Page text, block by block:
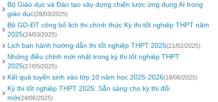
Bộ Giáo dục và Đào tạo xây dựng chiến lược ứng dụng AI trong
giáo dục(28/03/2025)
Bộ GD-ĐT công bố lịch thi chính thức Kỳ thi tốt nghiệp THPT năm
2025(24/03/2025)
Lịch ban hành hướng dẫn thi tốt nghiệp THPT 2025(21/02/2025)
Những điều chỉnh mới nhất trong kỳ thi tốt nghiệp THPT
2025(27/05/2025)
Kết quả tuyển sinh vào lớp 10 năm học 2025-2026(18/06/2025)
Kỳ thi tốt nghiệp THPT 2025: Sẵn sàng cho kỳ thi đổi
mới(24/06/2025)